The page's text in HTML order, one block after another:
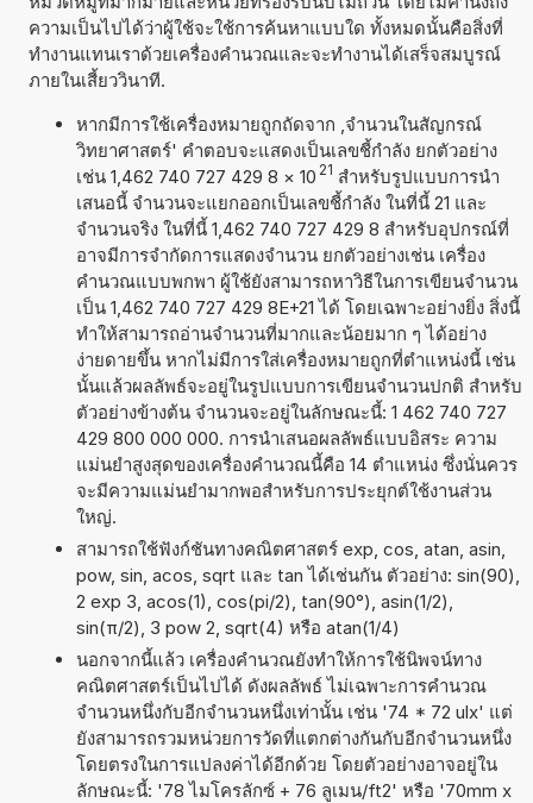
ความเป็นไปได้ว่าผู้ใช้จะใช้การค้นหาแบบใด ทั้งหมดนั้นคือสิ่งที่
ทำงานแทนเราด้วยเครื่องคำนวณและจะทำงานได้เสร็จสมบูรณ์
ภายในเสี้ยววินาที.
หากมีการใช้เครื่องหมายถูกถัดจาก ,จำนวนในสัญกรณ์
วิทยาศาสตร์' คำตอบจะแสดงเป็นเลขชี้กำลัง ยกตัวอย่าง
เช่น 1,462 740 727 429 8 × 10 21 สำหรับรูปแบบการนำ
เสนอนี้ จำนวนจะแยกออกเป็นเลขชี้กำลัง ในที่นี้ 21 และ
จำนวนจริง ในที่นี้ 1,462 740 727 429 8 สำหรับอุปกรณ์ที่
อาจมีการจำกัดการแสดงจำนวน ยกตัวอย่างเช่น เครื่อง
คำนวณแบบพกพา ผู้ใช้ยังสามารถหาวิธีในการเขียนจำนวน
เป็น 1,462 740 727 429 8E+21 ได้ โดยเฉพาะอย่างยิ่ง สิ่งนี้
ทำให้สามารถอ่านจำนวนที่มากและน้อยมาก ๆ ได้อย่าง
ง่ายดายขึ้น หากไม่มีการใส่เครื่องหมายถูกที่ตำแหน่งนี้ เช่น
นั้นแล้วผลลัพธ์จะอยู่ในรูปแบบการเขียนจำนวนปกติ สำหรับ
ตัวอย่างข้างต้น จำนวนจะอยู่ในลักษณะนี้: 1 462 740 727
429 800 000 000. การนำเสนอผลลัพธ์แบบอิสระ ความ
แม่นยำสูงสุดของเครื่องคำนวณนี้คือ 14 ตำแหน่ง ซึ่งนั่นควร
จะมีความแม่นยำมากพอสำหรับการประยุกต์ใช้งานส่วน
ใหญ่.
สามารถใช้ฟังก์ชันทางคณิตศาสตร์ exp, cos, atan, asin,
pow, sin, acos, sqrt และ tan ได้เช่นกัน ตัวอย่าง: sin(90),
2 exp 3, acos(1), cos(pi/2), tan(90°), asin(1/2),
sin(π/2), 3 pow 2, sqrt(4) หรือ atan(1/4)
นอกจากนี้แล้ว เครื่องคำนวณยังทำให้การใช้นิพจน์ทาง
คณิตศาสตร์เป็นไปได้ ดังผลลัพธ์ ไม่เฉพาะการคำนวณ
จำนวนหนึ่งกับอีกจำนวนหนึ่งเท่านั้น เช่น '74 * 72 ulx' แต่
ยังสามารถรวมหน่วยการวัดที่แตกต่างกันกับอีกจำนวนหนึ่ง
โดยตรงในการแปลงค่าได้อีกด้วย โดยตัวอย่างอาจอยู่ใน
ลักษณะนี้: '78 ไมโครลักซ์ + 76 ลูเมน/ft2' หรือ '70mm x